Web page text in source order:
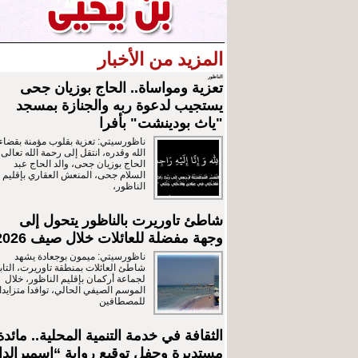
المزيد من الأخبار
الناظور
تعزية ومواساة.. الحاج بوزيان جحى
يستجيب لدعوة ربه والجنازة بمسجد
"ياث بودينشت" بأفرا
ناظورسيتي: تعزية بقلوب مؤمنة
الله وقدره، انتقل إلى رحمة الله تعالى
الحاج بوزيان جحى، والد الحاج عبد
السلام جحى، المنعش العقاري بإقليم
الناظور،
شاطئ تاوريرت بالناظور يتحول إلى
وجهة مفضلة للعائلات خلال صيف 2026
ناظورسيتي: ميمون بوجعادة يشهد
شاطئ العائلات بمنطقة تاوريرت،
لجماعة أركمان بإقليم الناظور، خلال
الموسم الصيفي الحالي، توافدا متزايدا
للمصطافين
الثقافة في خدمة التنمية المحلية..
مستديرة وحفل توقيع رواية